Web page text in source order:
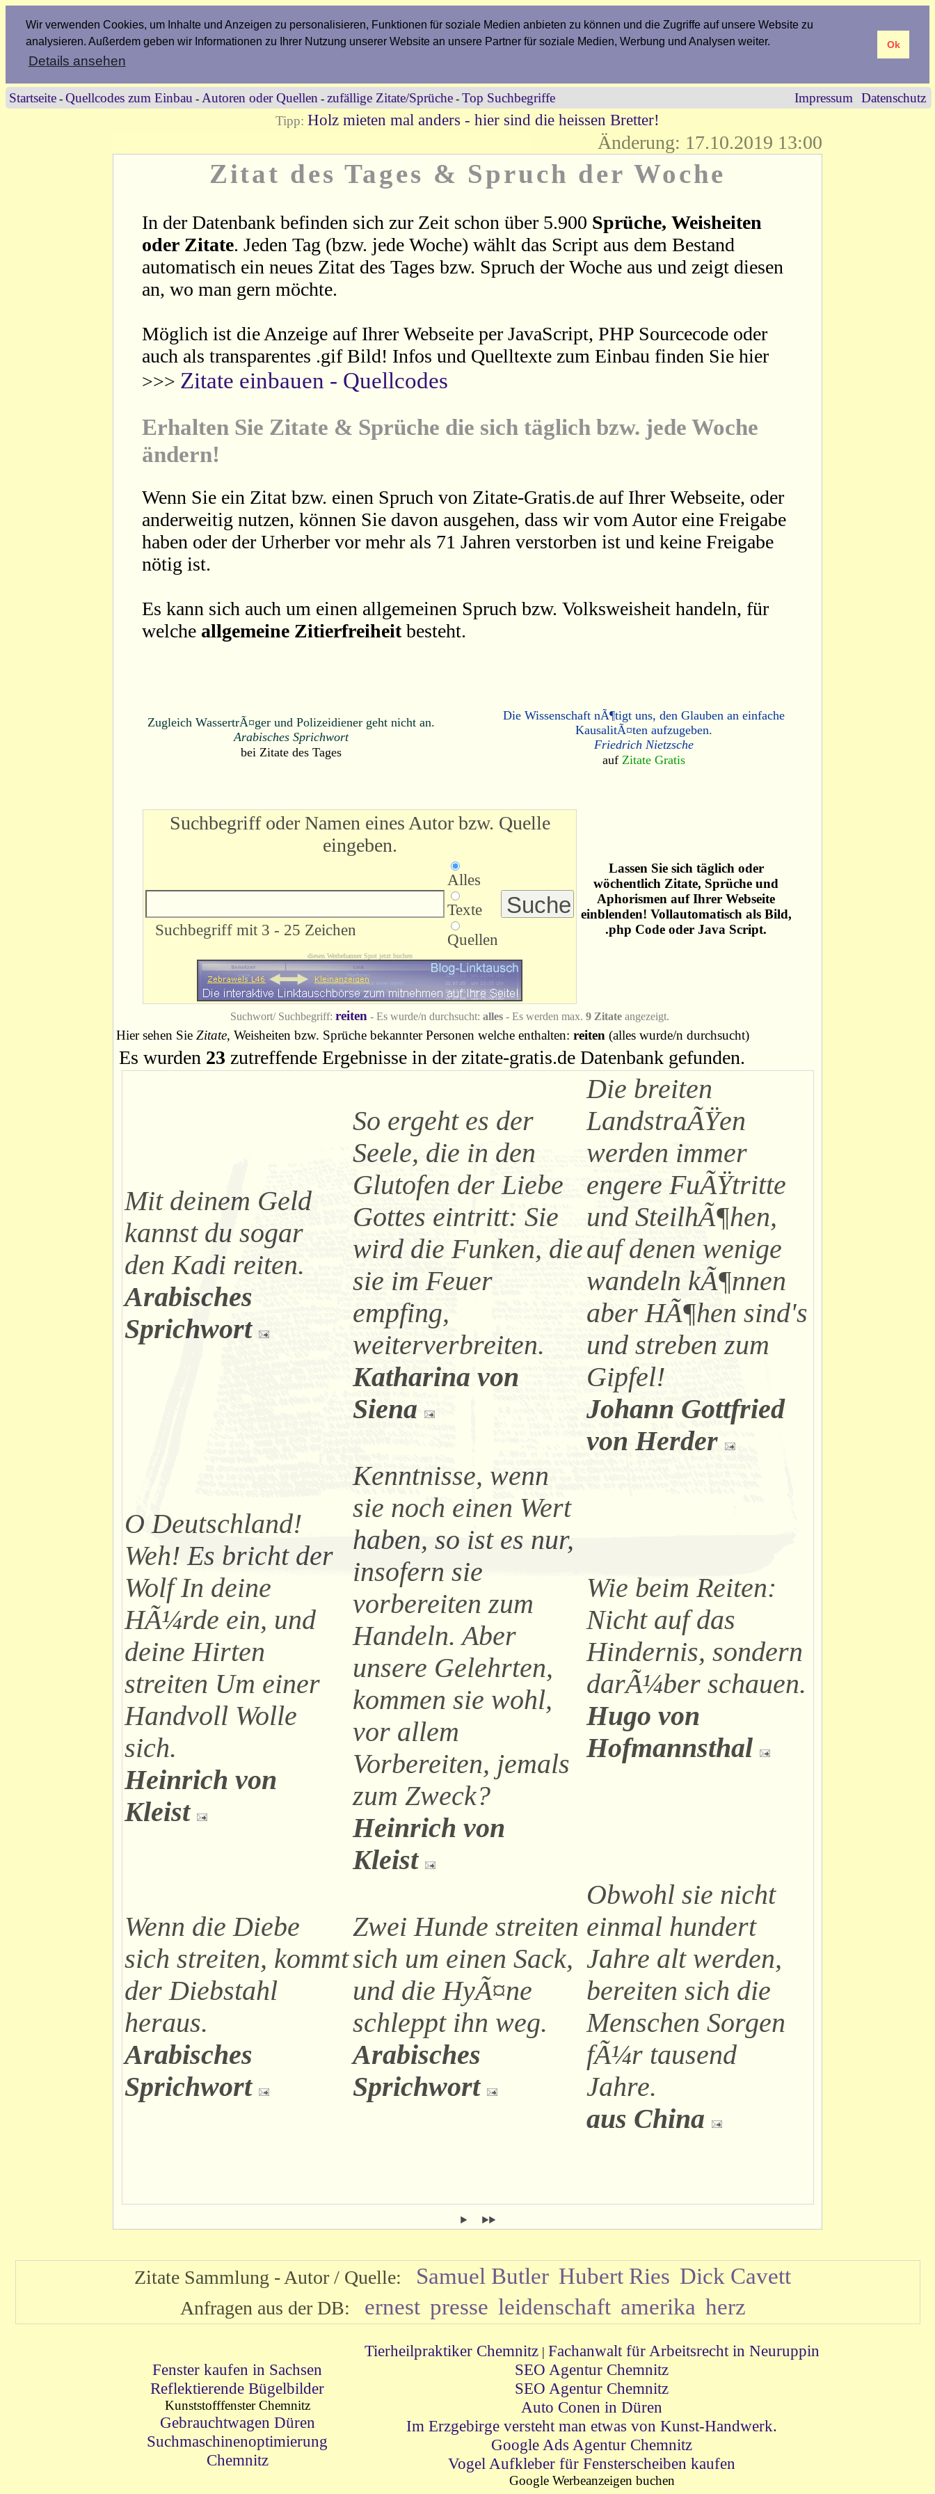
Wir verwenden Cookies, um Inhalte und Anzeigen zu personalisieren, Funktionen für soziale Medien anbieten zu können und die Zugriffe auf unsere Website zu
analysieren. Außerdem geben wir Informationen zu Ihrer Nutzung unserer Website an unsere Partner für soziale Medien, Werbung und Analysen weiter.
Details ansehen
Ok
Startseite - Quellcodes zum Einbau - Autoren oder Quellen - zufällige Zitate/Sprüche - Top Suchbegriffe Impressum
Datenschutz
Tipp: Holz mieten mal anders - hier sind die heissen Bretter!
Änderung: 17.10.2019 13:00
Zitat des Tages & Spruch der Woche
In der Datenbank befinden sich zur Zeit schon über 5.900 Sprüche, Weisheiten
oder Zitate. Jeden Tag (bzw. jede Woche) wählt das Script aus dem Bestand
automatisch ein neues Zitat des Tages bzw. Spruch der Woche aus und zeigt diesen
an, wo man gern möchte.
Möglich ist die Anzeige auf Ihrer Webseite per JavaScript, PHP Sourcecode oder
auch als transparentes .gif Bild! Infos und Quelltexte zum Einbau finden Sie hier
>>> Zitate einbauen - Quellcodes
Erhalten Sie Zitate & Sprüche die sich täglich bzw. jede Woche
ändern!
Wenn Sie ein Zitat bzw. einen Spruch von Zitate-Gratis.de auf Ihrer Webseite, oder
anderweitig nutzen, können Sie davon ausgehen, dass wir vom Autor eine Freigabe
haben oder der Urherber vor mehr als 71 Jahren verstorben ist und keine Freigabe
nötig ist.
Es kann sich auch um einen allgemeinen Spruch bzw. Volksweisheit handeln, für
welche allgemeine Zitierfreiheitbesteht.
Zugleich WassertrÃ¤ger und Polizeidiener geht nicht an.
Arabisches Sprichwort
bei Zitate des Tages
Die Wissenschaft nÃ¶tigt uns, den Glauben an einfache
KausalitÃ¤ten aufzugeben.
Friedrich Nietzsche
auf Zitate Gratis
Suchbegriff oder Namen eines Autor bzw. Quelle
eingeben.
Suchbegriff mit 3 - 25 Zeichen
Alles
Texte
Quellen
diesen Werbebanner Spot jetzt buchen
Lassen Sie sich täglich oder
wöchentlich Zitate, Sprüche und
Aphorismen auf Ihrer Webseite
einblenden! Vollautomatisch als Bild,
.php Code oder Java Script.
Suchwort/ Suchbegriff: reiten - Es wurde/n durchsucht: alles - Es werden max. 9 Zitate angezeigt.
Hier sehen Sie Zitate, Weisheiten bzw. Sprüche bekannter Personen welche enthalten: reiten (alles wurde/n durchsucht)
Es wurden 23 zutreffende Ergebnisse in der zitate-gratis.de Datenbank gefunden.
Mit deinem Geld
kannst du sogar
den Kadi reiten.
Arabisches
Sprichwort
So ergeht es der
Seele, die in den
Glutofen der Liebe
Gottes eintritt: Sie
wird die Funken, die
sie im Feuer
empfing,
weiterverbreiten.
Katharina von
Siena
Die breiten
LandstraÃŸen
werden immer
engere FuÃŸtritte
und SteilhÃ¶hen,
auf denen wenige
wandeln kÃ¶nnen
aber HÃ¶hen sind's
und streben zum
Gipfel!
Johann Gottfried
von Herder
O Deutschland!
Weh! Es bricht der
Wolf In deine
HÃ¼rde ein, und
deine Hirten
streiten Um einer
Handvoll Wolle
sich.
Heinrich von
Kleist
Kenntnisse, wenn
sie noch einen Wert
haben, so ist es nur,
insofern sie
vorbereiten zum
Handeln. Aber
unsere Gelehrten,
kommen sie wohl,
vor allem
Vorbereiten, jemals
zum Zweck?
Heinrich von
Kleist
Wie beim Reiten:
Nicht auf das
Hindernis, sondern
darÃ¼ber schauen.
Hugo von
Hofmannsthal
Wenn die Diebe
sich streiten, kommt
der Diebstahl
heraus.
Arabisches
Sprichwort
Zwei Hunde streiten
sich um einen Sack,
und die HyÃ¤ne
schleppt ihn weg.
Arabisches
Sprichwort
Obwohl sie nicht
einmal hundert
Jahre alt werden,
bereiten sich die
Menschen Sorgen
fÃ¼r tausend
Jahre.
aus China
Zitate Sammlung - Autor / Quelle: Samuel Butler Hubert Ries Dick Cavett
Anfragen aus der DB: ernest presse leidenschaft amerika herz
Fenster kaufen in Sachsen
Reflektierende Bügelbilder
Kunststofffenster Chemnitz
Gebrauchtwagen Düren
Suchmaschinenoptimierung
Chemnitz
Tierheilpraktiker Chemnitz| Fachanwalt für Arbeitsrecht in Neuruppin
SEO Agentur Chemnitz
SEO Agentur Chemnitz
Auto Conen in Düren
Im Erzgebirge versteht man etwas von Kunst-Handwerk.
Google Ads Agentur Chemnitz
Vogel Aufkleber für Fensterscheiben kaufen
Google Werbeanzeigen buchen